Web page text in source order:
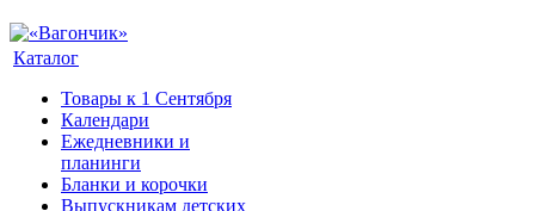
Каталог
Товары к 1 Сентября
Календари
Ежедневники и
планинги
Бланки и корочки
Выпускникам детских